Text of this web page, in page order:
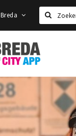
Breda
Zoeken
Stappen
&
Shoppen
Breda